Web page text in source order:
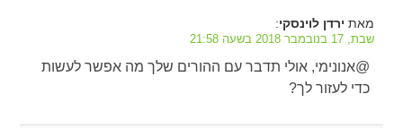
מאת ירדן לוינסקי:
שבת, 17 בנובמבר 2018 בשעה 21:58
@אנונימי, אולי תדבר עם ההורים שלך מה אפשר לעשות
כדי לעזור לך?